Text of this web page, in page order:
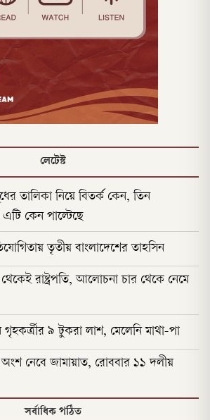
লেটেস্ট
তালিকা নিয়ে বিতর্ক কেন, তিন
কেন পাল্টেছে
তৃতীয় বাংলাদেশের তাহসিন
রাষ্ট্রপতি, আলোচনা চার থেকে নেমে
গৃহকর্ত্রীর ৯ টুকরা লাশ, মেলেনি মাথা-পা
জামায়াত, রোববার ১১ দলীয়
সর্বাধিক পঠিত